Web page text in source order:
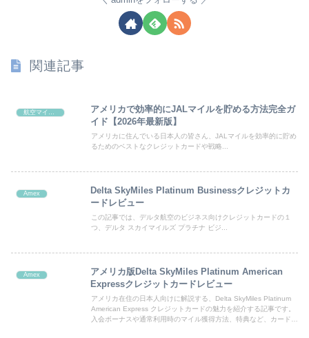
関連記事
アメリカで効率的にJALマイルを貯める方法完全ガ
イド【2026年最新版】
アメリカに住んでいる日本人の皆さん、JALマイルを効率的に貯め
るためのベストなクレジットカードや戦略...
Amex
Delta SkyMiles Platinum Businessクレジットカ
ードレビュー
この記事では、デルタ航空のビジネス向けクレジットカードの１
つ、デルタ スカイマイルズ プラチナ ビジ...
Amex
アメリカ版Delta SkyMiles Platinum American
Expressクレジットカードレビュー
アメリカ在住の日本人向けに解説する、Delta SkyMiles Platinum
American Express クレジットカードの魅力を紹介する記事です。
入会ボーナスや通常利用時のマイル獲得方法、特典など、カードの